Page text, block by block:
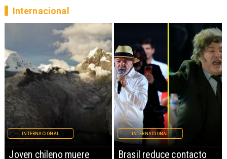
Brasil reduce contacto
INTERNACIONAL
China restringe
INTERNACIONAL
Internacional